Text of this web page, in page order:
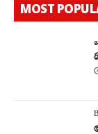
MOST